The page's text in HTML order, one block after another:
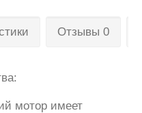
Отзывы 0
мотор имеет